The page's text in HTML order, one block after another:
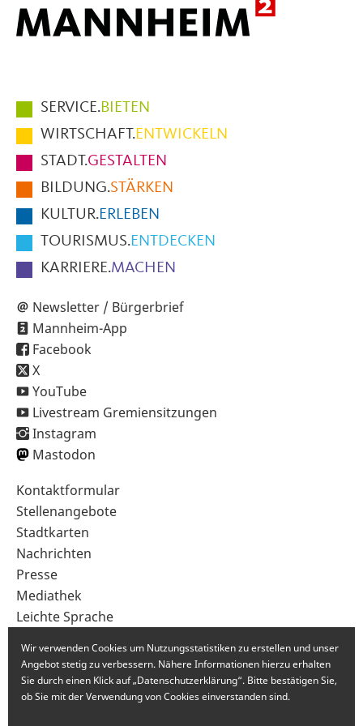
Hauptmenüpunkte
im
Fußbereich
der
Seite
SERVICE.BIETEN
WIRTSCHAFT.ENTWICKELN
STADT.GESTALTEN
BILDUNG.STÄRKEN
KULTUR.ERLEBEN
TOURISMUS.ENTDECKEN
KARRIERE.MACHEN
Newsletter / Bürgerbrief
Mannheim-App
Facebook
X
YouTube
Livestream Gremiensitzungen
Instagram
Mastodon
Sekundärnavigation
im
Fußbereich
Kontaktformular
Stellenangebote
Stadtkarten
Nachrichten
Presse
Mediathek
Leichte Sprache
Wir verwenden Cookies um Nutzungsstatistiken zu erstellen und unser
Angebot stetig zu verbessern. Nähere Informationen hierzu erhalten
Sie durch einen Klick auf „Datenschutzerklärung“. Bitte bestätigen Sie,
ob Sie mit der Verwendung von Cookies einverstanden sind.